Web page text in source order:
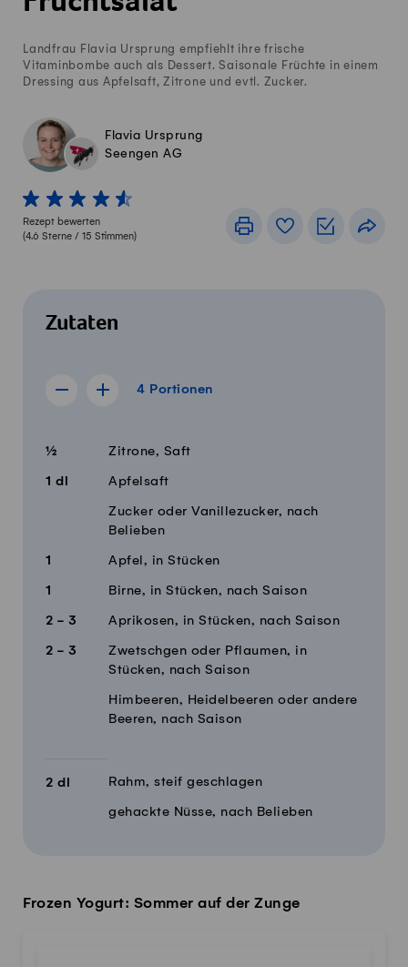
Landfrau Flavia Ursprung empfiehlt ihre frische
Vitaminbombe auch als Dessert. Saisonale Früchte in einem
Dressing aus Apfelsaft, Zitrone und evtl. Zucker.
Flavia Ursprung
Seengen AG
1 von 5 Sterne
2 von 5 Sterne
3 von 5 Sterne
4 von 5 Sterne
5 von 5 Sterne
Rezept bewerten
(4.6 Sterne / 15 Stimmen)
DruckenRezeptbuch
Zutaten
4 Portionen
Rezept für 3 Portionen anzeigen
Rezept für 5 Portionen anzeigen
4 Portionen
Menge Zutaten
½ Zitrone, Saft
1 dl Apfelsaft
Zucker oder Vanillezucker, nach
Belieben
1 Apfel, in Stücken
1 Birne, in Stücken, nach Saison
2 - 3 Aprikosen, in Stücken, nach Saison
2 - 3
Zwetschgen oder Pflaumen, in
Stücken, nach Saison
Himbeeren, Heidelbeeren oder andere
Beeren, nach Saison
2 dl Rahm, steif geschlagen
gehackte Nüsse, nach Belieben
Frozen Yogurt: Sommer auf der Zunge